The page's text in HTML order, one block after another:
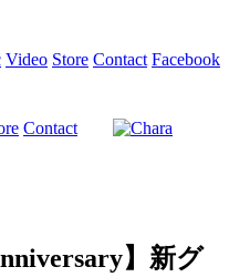
Video Store Contact Facebook
Contact
】新グ